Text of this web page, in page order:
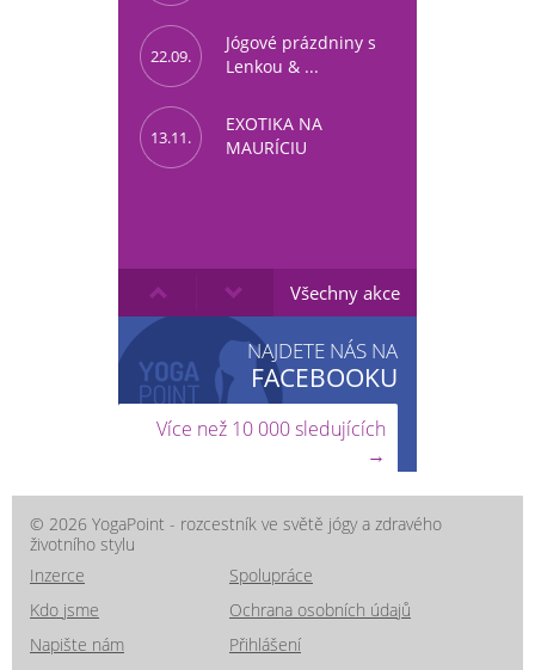
22.09.
Jógové prázdniny s
Lenkou & ...
13.11.
EXOTIKA NA
MAURÍCIU
Všechny akce
NAJDETE NÁS NA
FACEBOOKU
Více než 10 000 sledujících
→
© 2026 YogaPoint - rozcestník ve světě jógy a zdravého
životního stylu
Inzerce
Spolupráce
Kdo jsme
Ochrana osobních údajů
Napište nám
Přihlášení